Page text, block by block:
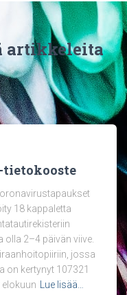
artikkeleita
tietokooste
18 kappaletta
2–4 päivän viive.
jossa
on kertynyt 107321
Lue lisää…